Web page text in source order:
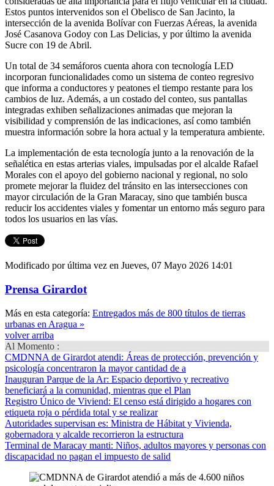
Estos puntos intervenidos son el Obelisco de San Jacinto, la
intersección de la avenida Bolívar con Fuerzas Aéreas, la avenida
José Casanova Godoy con Las Delicias, y por último la avenida
Sucre con 19 de Abril.
Un total de 34 semáforos cuenta ahora con tecnología LED
incorporan funcionalidades como un sistema de conteo regresivo
que informa a conductores y peatones el tiempo restante para los
cambios de luz. Además, a un costado del conteo, sus pantallas
integradas exhiben señalizaciones animadas que mejoran la
visibilidad y comprensión de las indicaciones, así como también
muestra información sobre la hora actual y la temperatura ambiente.
La implementación de esta tecnología junto a la renovación de la
señalética en estas arterias viales, impulsadas por el alcalde Rafael
Morales con el apoyo del gobierno nacional y regional, no solo
promete mejorar la fluidez del tránsito en las intersecciones con
mayor circulación de la Gran Maracay, sino que también busca
reducir los accidentes viales y fomentar un entorno más seguro para
todos los usuarios en las vías.
Modificado por última vez en Jueves, 07 Mayo 2026 14:01
Prensa Girardot
Más en esta categoría: Entregados más de 800 títulos de tierras
urbanas en Aragua »
volver arriba
Al Momento :
CMDNNA de Girardot atendi: Áreas de protección, prevención y
psicología concentraron la mayor cantidad de a
Inauguran Parque de la Ar: Espacio deportivo y recreativo
beneficiará a la comunidad, mientras que el Plan
Registro Único de Viviend: El censo está dirigido a hogares con
etiqueta roja o pérdida total y se realizar
Autoridades supervisan es: Ministra de Hábitat y Vivienda,
gobernadora y alcalde recorrieron la estructura
Terminal de Maracay manti: Niños, adultos mayores y personas con
discapacidad no pagan el impuesto de salid